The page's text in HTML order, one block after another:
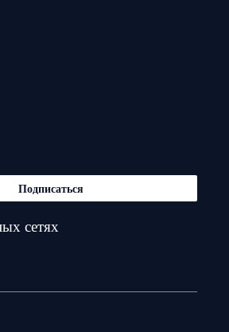
Подписаться
сетях